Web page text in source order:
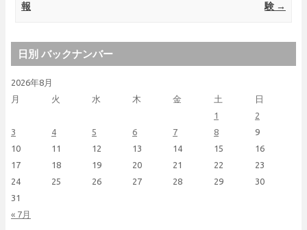
報
験 →
日別 バックナンバー
2026年8月
月
火 水 木 金 土 日
« 7月
1
2
3
4 5 6 7 8
9
10
11 12 13 14 15
16
17
18 19 20 21 22
23
24
25 26 27 28 29
30
31